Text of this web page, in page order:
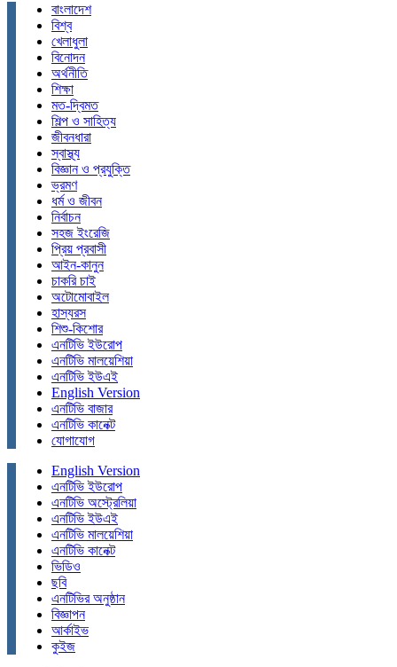
বাংলাদেশ
বিশ্ব
খেলাধুলা
বিনোদন
অর্থনীতি
শিক্ষা
মত-দ্বিমত
শিল্প ও সাহিত্য
জীবনধারা
স্বাস্থ্য
বিজ্ঞান ও প্রযুক্তি
ভ্রমণ
ধর্ম ও জীবন
নির্বাচন
সহজ ইংরেজি
প্রিয় প্রবাসী
আইন-কানুন
চাকরি চাই
অটোমোবাইল
হাস্যরস
শিশু-কিশোর
এনটিভি ইউরোপ
এনটিভি মালয়েশিয়া
এনটিভি ইউএই
English Version
এনটিভি বাজার
এনটিভি কানেক্ট
যোগাযোগ
English Version
এনটিভি ইউরোপ
এনটিভি অস্ট্রেলিয়া
এনটিভি ইউএই
এনটিভি মালয়েশিয়া
এনটিভি কানেক্ট
ভিডিও
ছবি
এনটিভির অনুষ্ঠান
বিজ্ঞাপন
আর্কাইভ
কুইজ